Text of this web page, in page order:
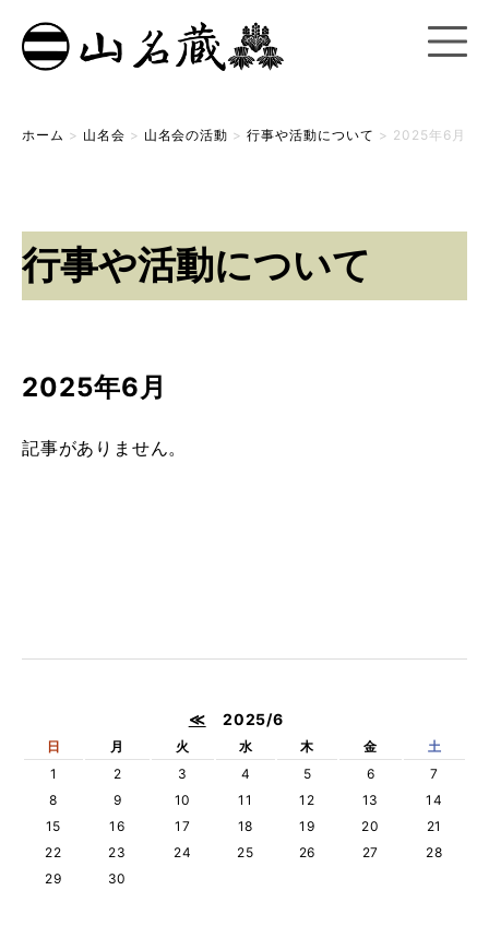
ホーム > 山名会 > 山名会の活動 >行事や活動について > 2025年6月
行事や活動について
2025年6月
記事がありません。
≪ 2025/6
日 月 火 水 木 金
土
1
2 3 4 5 6
7
8
9 10 11 12 13
14
15
16 17 18 19 20
21
22
23 24 25 26 27
28
29
30